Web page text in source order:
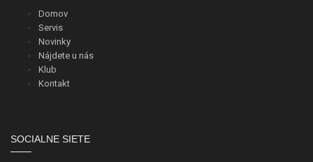
Domov
Servis
Novinky
Nájdete u nás
Klub
Kontakt
SOCIALNE SIETE